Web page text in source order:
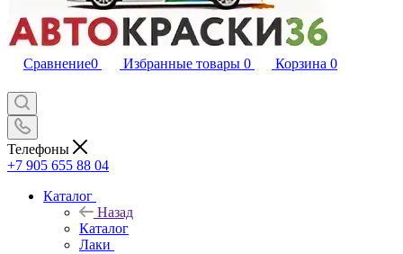
Сравнение0 Избранные товары 0 Корзина 0
Телефоны
+7 905 655 88 04
Каталог
Назад
Каталог
Лаки